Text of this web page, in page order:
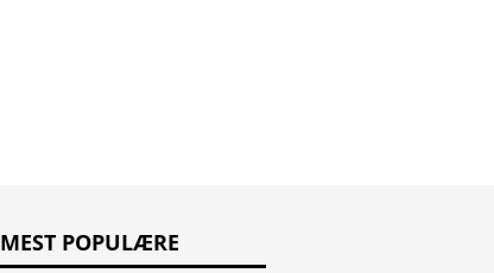
MEST POPULÆRE